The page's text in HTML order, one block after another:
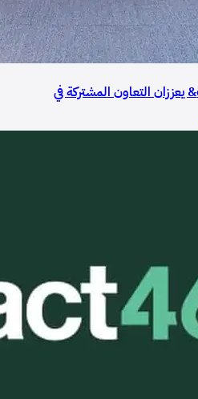
شركتا Oracle و اتصالات e& يعززان التعاون المشتركة في